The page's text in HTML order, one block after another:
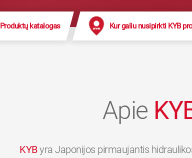
Produktų katalogas Kur galiu nusipirkti KYB
Apie
KYByra Japonijos pirmaujantis